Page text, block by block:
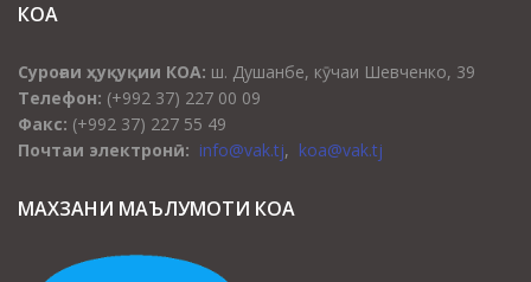
КОА
Суроғаи ҳуқуқии КОА: ш. Душанбе, кӯчаи Шевченко, 39
Телефон: (+992 37) 227 00 09
Факс: (+992 37) 227 55 49
Почтаи электронӣ: info@vak.tj, koa@vak.tj
МАХЗАНИ МАЪЛУМОТИ КОА